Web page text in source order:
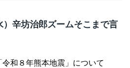
for privacy information.
辛坊治郎ズームそこまで言
令和８年熊本地震」について